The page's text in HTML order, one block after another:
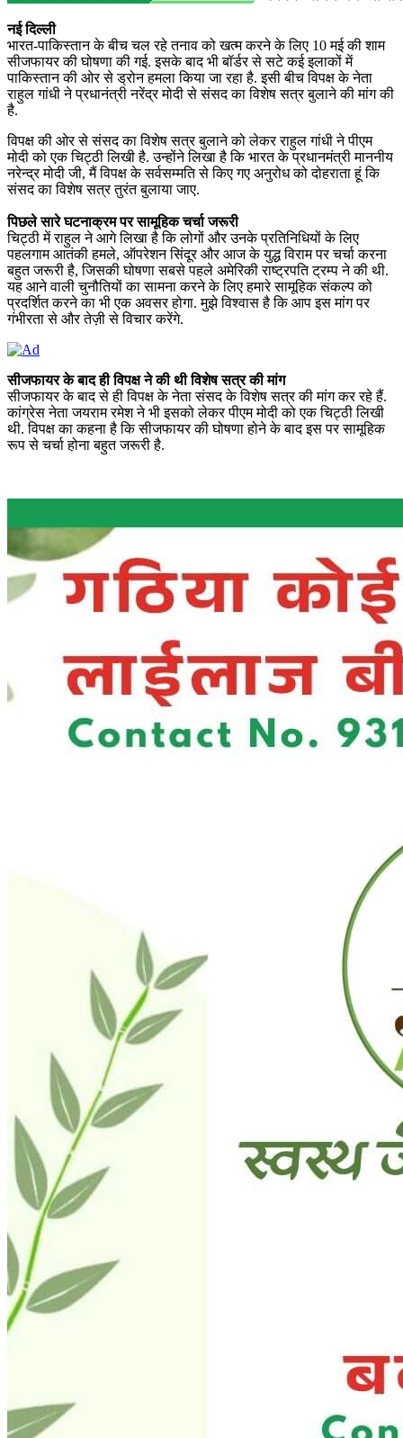
नई दिल्ली
भारत-पाकिस्तान के बीच चल रहे तनाव को खत्म करने के लिए 10 मई की शाम
सीजफायर की घोषणा की गई. इसके बाद भी बॉर्डर से सटे कई इलाकों में
पाकिस्तान की ओर से ड्रोन हमला किया जा रहा है. इसी बीच विपक्ष के नेता
राहुल गांधी ने प्रधानंत्री नरेंद्र मोदी से संसद का विशेष सत्र बुलाने की मांग की
है.
विपक्ष की ओर से संसद का विशेष सत्र बुलाने को लेकर राहुल गांधी ने पीएम
मोदी को एक चिट्ठी लिखी है. उन्होंने लिखा है कि भारत के प्रधानमंत्री माननीय
नरेन्द्र मोदी जी, मैं विपक्ष के सर्वसम्मति से किए गए अनुरोध को दोहराता हूं कि
संसद का विशेष सत्र तुरंत बुलाया जाए.
पिछले सारे घटनाक्रम पर सामूहिक चर्चा जरूरी
चिट्ठी में राहुल ने आगे लिखा है कि लोगों और उनके प्रतिनिधियों के लिए
पहलगाम आतंकी हमले, ऑपरेशन सिंदूर और आज के युद्ध विराम पर चर्चा करना
बहुत जरूरी है, जिसकी घोषणा सबसे पहले अमेरिकी राष्ट्रपति ट्रम्प ने की थी.
यह आने वाली चुनौतियों का सामना करने के लिए हमारे सामूहिक संकल्प को
प्रदर्शित करने का भी एक अवसर होगा. मुझे विश्वास है कि आप इस मांग पर
गंभीरता से और तेज़ी से विचार करेंगे.
सीजफायर के बाद ही विपक्ष ने की थी विशेष सत्र की मांग
सीजफायर के बाद से ही विपक्ष के नेता संसद के विशेष सत्र की मांग कर रहे हैं.
कांग्रेस नेता जयराम रमेश ने भी इसको लेकर पीएम मोदी को एक चिट्ठी लिखी
थी. विपक्ष का कहना है कि सीजफायर की घोषणा होने के बाद इस पर सामूहिक
रूप से चर्चा होना बहुत जरूरी है.